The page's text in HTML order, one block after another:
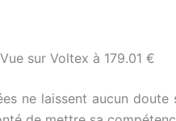
sur Voltex à 179.01 €
ne laissent aucun doute